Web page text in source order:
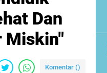
Dan
Miskin"
Komentar ()